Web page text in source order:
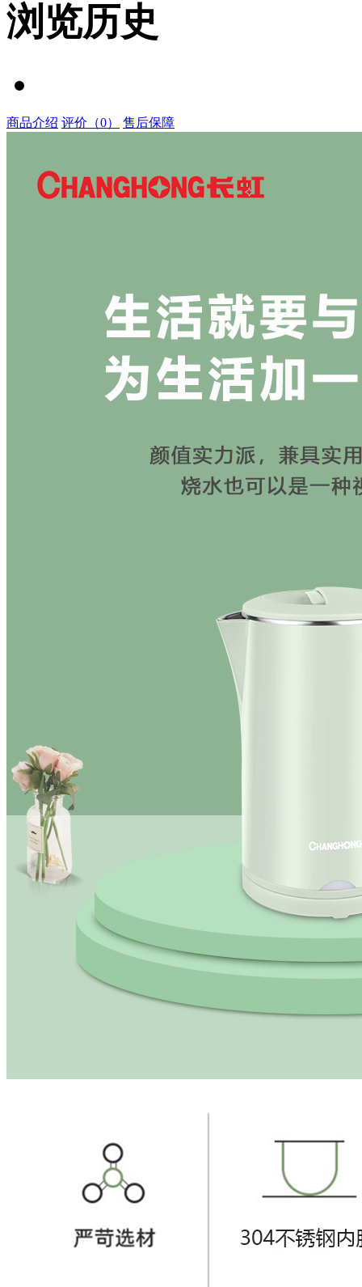
浏览历史
商品介绍 评价（0） 售后保障